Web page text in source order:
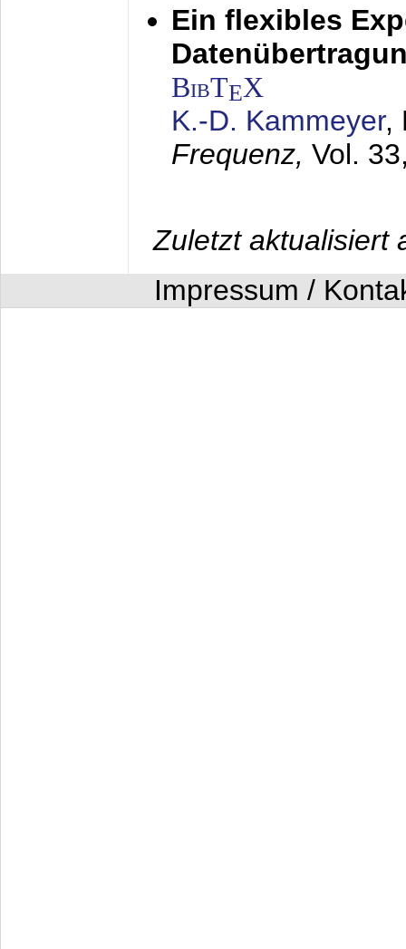
Ein flexibles
BibTEX
K.-D. Kammeyer,
Frequenz, Vol.
Zuletzt aktualisiert
Impressum /